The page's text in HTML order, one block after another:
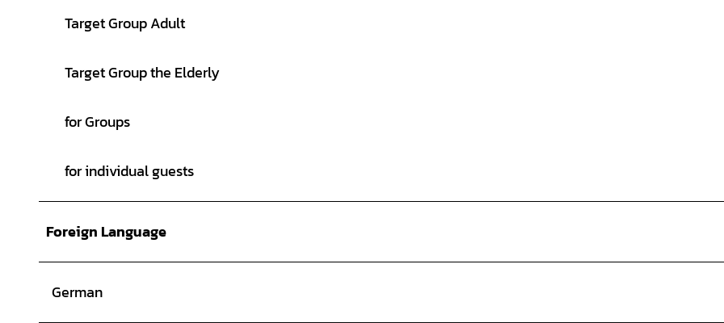
Target Group Adult
Target Group the Elderly
for Groups
for individual guests
Foreign Language
German